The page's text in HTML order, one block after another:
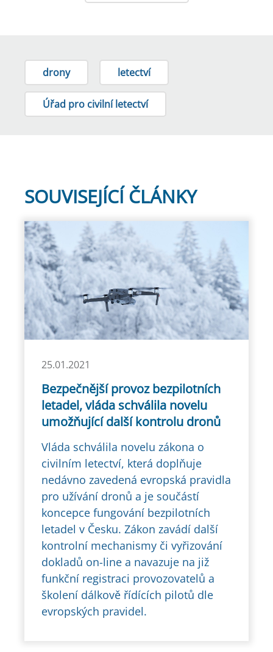
drony letectví
Úřad pro civilní letectví
SOUVISEJÍCÍ ČLÁNKY
25.01.2021
Bezpečnější provoz bezpilotních
letadel, vláda schválila novelu
umožňující další kontrolu dronů
Vláda schválila novelu zákona o
civilním letectví, která doplňuje
nedávno zavedená evropská pravidla
pro užívání dronů a je součástí
koncepce fungování bezpilotních
letadel v Česku. Zákon zavádí další
kontrolní mechanismy či vyřizování
dokladů on-line a navazuje na již
funkční registraci provozovatelů a
školení dálkově řídících pilotů dle
evropských pravidel.